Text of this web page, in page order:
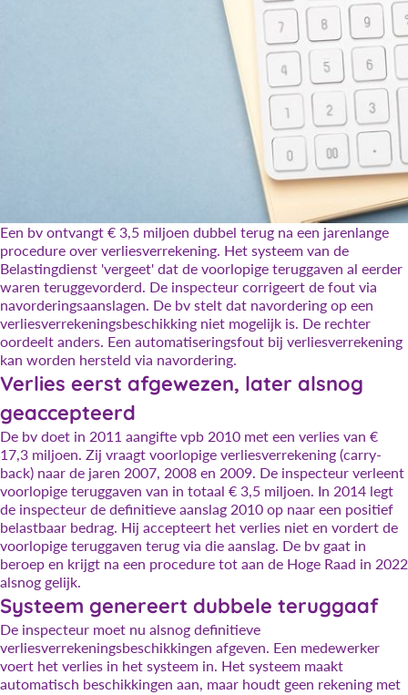
Een bv ontvangt € 3,5 miljoen dubbel terug na een jarenlange
procedure over verliesverrekening. Het systeem van de
Belastingdienst 'vergeet' dat de voorlopige teruggaven al eerder
waren teruggevorderd. De inspecteur corrigeert de fout via
navorderingsaanslagen. De bv stelt dat navordering op een
verliesverrekeningsbeschikking niet mogelijk is. De rechter
oordeelt anders. Een automatiseringsfout bij verliesverrekening
kan worden hersteld via navordering.
Verlies eerst afgewezen, later alsnog
geaccepteerd
De bv doet in 2011 aangifte vpb 2010 met een verlies van €
17,3 miljoen. Zij vraagt voorlopige verliesverrekening (carry-
back) naar de jaren 2007, 2008 en 2009. De inspecteur verleent
voorlopige teruggaven van in totaal € 3,5 miljoen. In 2014 legt
de inspecteur de definitieve aanslag 2010 op naar een positief
belastbaar bedrag. Hij accepteert het verlies niet en vordert de
voorlopige teruggaven terug via die aanslag. De bv gaat in
beroep en krijgt na een procedure tot aan de Hoge Raad in 2022
alsnog gelijk.
Systeem genereert dubbele teruggaaf
De inspecteur moet nu alsnog definitieve
verliesverrekeningsbeschikkingen afgeven. Een medewerker
voert het verlies in het systeem in. Het systeem maakt
automatisch beschikkingen aan, maar houdt geen rekening met